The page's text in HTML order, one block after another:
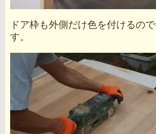
ドア枠も外側だけ色を付けるの
す。